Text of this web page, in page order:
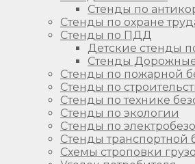
Стенды по
Стенды по охране
Стенды по ПДД
Детские стенды
Стенды
Стенды по пожарной
Стенды по
Стенды по технике
Стенды по экологии
Стенды по
Стенды транспортной
Схемы строповки